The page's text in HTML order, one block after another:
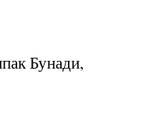
Бунади,